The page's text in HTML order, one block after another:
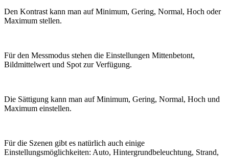
Den Kontrast kann man auf Minimum, Gering, Normal, Hoch oder
Maximum stellen.
Für den Messmodus stehen die Einstellungen Mittenbetont,
Bildmittelwert und Spot zur Verfügung.
Die Sättigung kann man auf Minimum, Gering, Normal, Hoch und
Maximum einstellen.
Für die Szenen gibt es natürlich auch einige
Einstellungsmöglichkeiten: Auto, Hintergrundbeleuchtung, Strand,